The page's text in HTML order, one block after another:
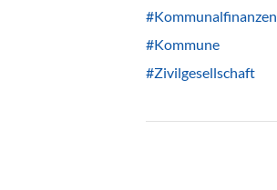
#Kommunalfinanzen
#Kommune
#Zivilgesellschaft